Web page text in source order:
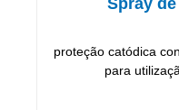
proteção catódica
para